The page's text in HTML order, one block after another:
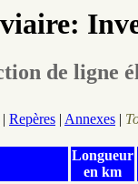
de ligne
| Repères | Annexes |
Longueur
en km